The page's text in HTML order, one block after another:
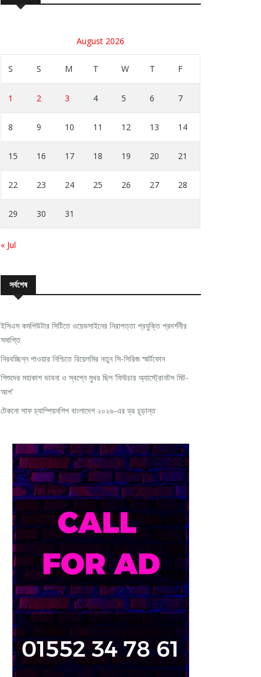
August 2026
S S M T W T F
1 2 3 4 5 6 7
8 9 10 11 12 13 14
15 16 17 18 19 20 21
22 23 24 25 26 27 28
29 30 31
« Jul
সর্বশেষ
ইসিএস কমপিউটার সিটিতে ওয়েভসাইনের নিরাপত্তা প্রযুক্তি প্রদর্শনীর
সমাপ্তি
নিরবচ্ছিন্ন পাওয়ার নিশ্চিতে রিয়েলমির নতুন সি-সিরিজ স্মার্টফোন
শিশুদের মহাকাশ ভাবনা ও স্বপ্নে মুখর ছিল ‘ফিউচার অ্যাস্ট্রোনটস মিট-
আপ’
টেকনো সাফ চ্যাম্পিয়নশিপ বাংলাদেশ ২০২৬-এর ড্র চূড়ান্ত